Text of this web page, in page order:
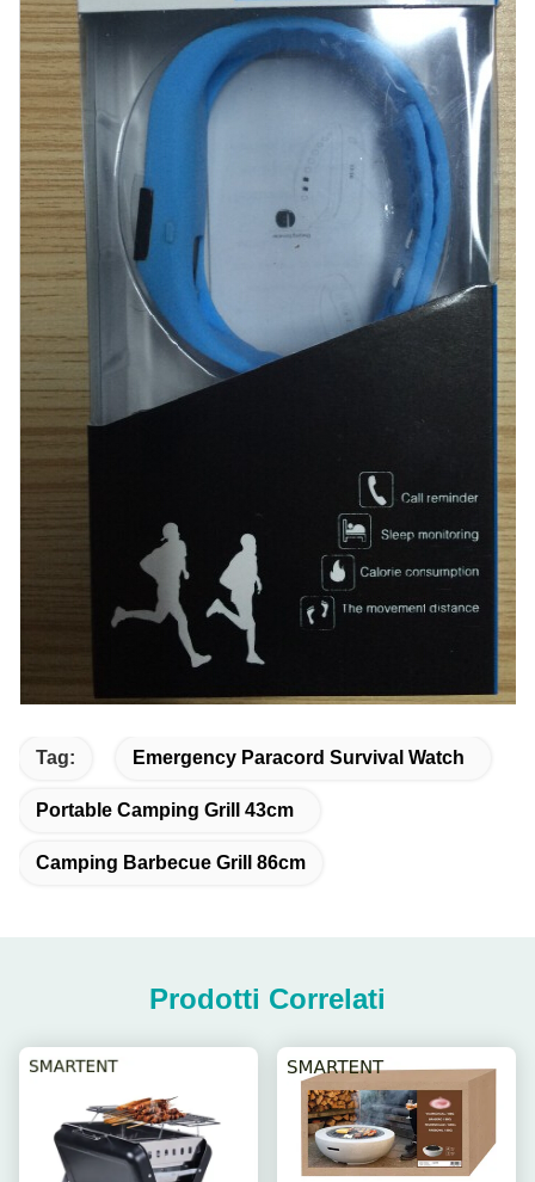
Tag: Emergency Paracord Survival Watch
Portable Camping Grill 43cm
Camping Barbecue Grill 86cm
Prodotti Correlati